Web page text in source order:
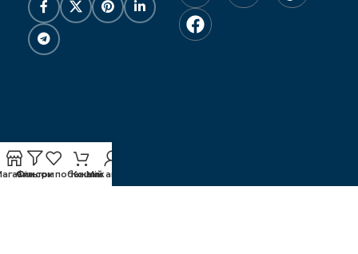
Фільтри
Список побажань
КошикМій акаунт